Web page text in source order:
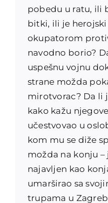
pobedu u ratu, ili
bitki, ili je
okupatorom
navodno borio?
uspešnu vojnu
strane možda
mirotvorac? Da li
kako kažu
učestvovao u
kom mu se diže
možda na konju
najavljen kao
umarširao sa
trupama u